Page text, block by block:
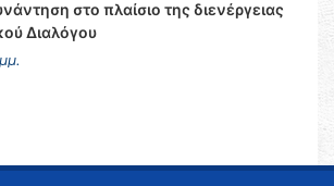
στο πλαίσιο της διενέργειας
Διαλόγου